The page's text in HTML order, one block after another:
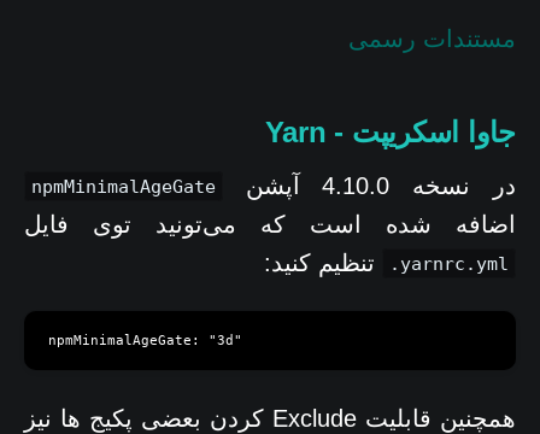
مستندات رسمی
جاوا اسکریپت - Yarn
در نسخه 4.10.0 آپشن npmMinimalAgeGate
اضافه شده است که می‌تونید توی فایل
.yarnrc.yml تنظیم کنید:
npmMinimalAgeGate: "3d"
همچنین قابلیت Exclude کردن بعضی پکیج ها نیز